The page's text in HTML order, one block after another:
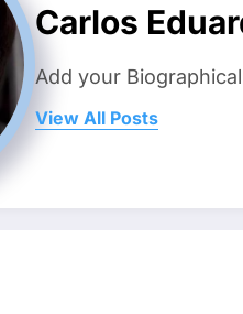
Carlos
Add your
View All Posts